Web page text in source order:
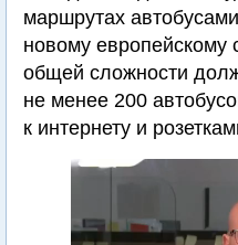
маршрутах
новому европейскому
общей сложности
не менее 200
к интернету и